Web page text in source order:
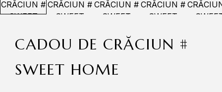
CADOU DE CRĂCIUN #
SWEET HOME